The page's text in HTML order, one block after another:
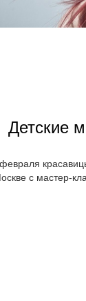
Детские
с мастер-